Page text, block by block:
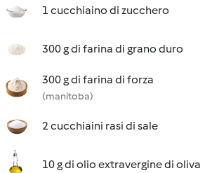
1 cucchiaino di zucchero
300 g di farina di grano duro
300 g di farina di forza
(manitoba)
2 cucchiaini rasi di sale
10 g di olio extravergine di oliva